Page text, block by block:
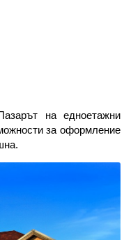
на едноетажни
за оформление